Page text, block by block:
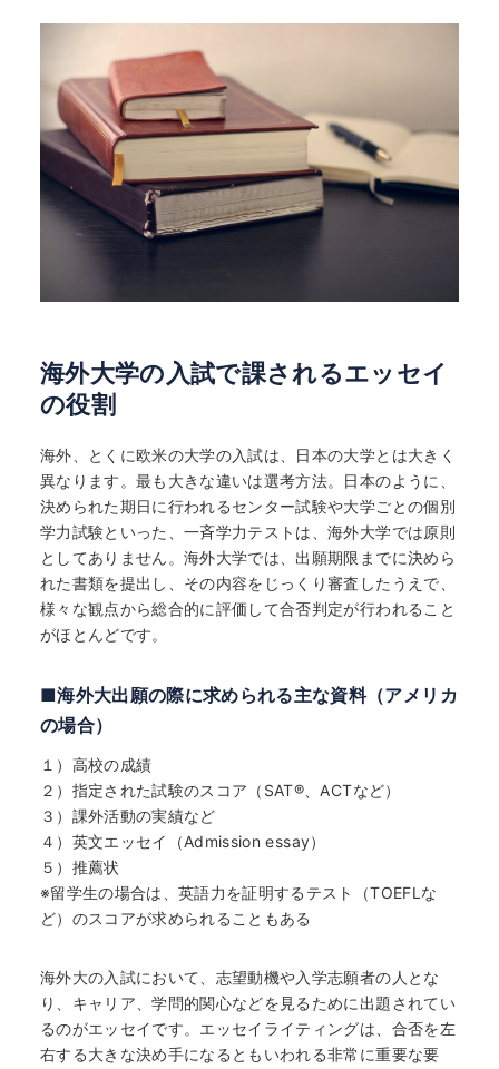
海外大学の入試で課されるエッセイ
の役割
海外、とくに欧米の大学の入試は、日本の大学とは大きく
異なります。最も大きな違いは選考方法。日本のように、
決められた期日に行われるセンター試験や大学ごとの個別
学力試験といった、一斉学力テストは、海外大学では原則
としてありません。海外大学では、出願期限までに決めら
れた書類を提出し、その内容をじっくり審査したうえで、
様々な観点から総合的に評価して合否判定が行われること
がほとんどです。
■海外大出願の際に求められる主な資料（アメリカ
の場合）
１）高校の成績
２）指定された試験のスコア（SAT®、ACTなど）
３）課外活動の実績など
４）英文エッセイ（Admission essay）
５）推薦状
※留学生の場合は、英語力を証明するテスト（TOEFLな
ど）のスコアが求められることもある
海外大の入試において、志望動機や入学志願者の人とな
り、キャリア、学問的関心などを見るために出題されてい
るのがエッセイです。エッセイライティングは、合否を左
右する大きな決め手になるともいわれる非常に重要な要